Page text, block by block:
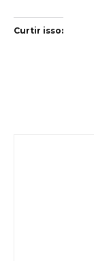
Curtir isso: